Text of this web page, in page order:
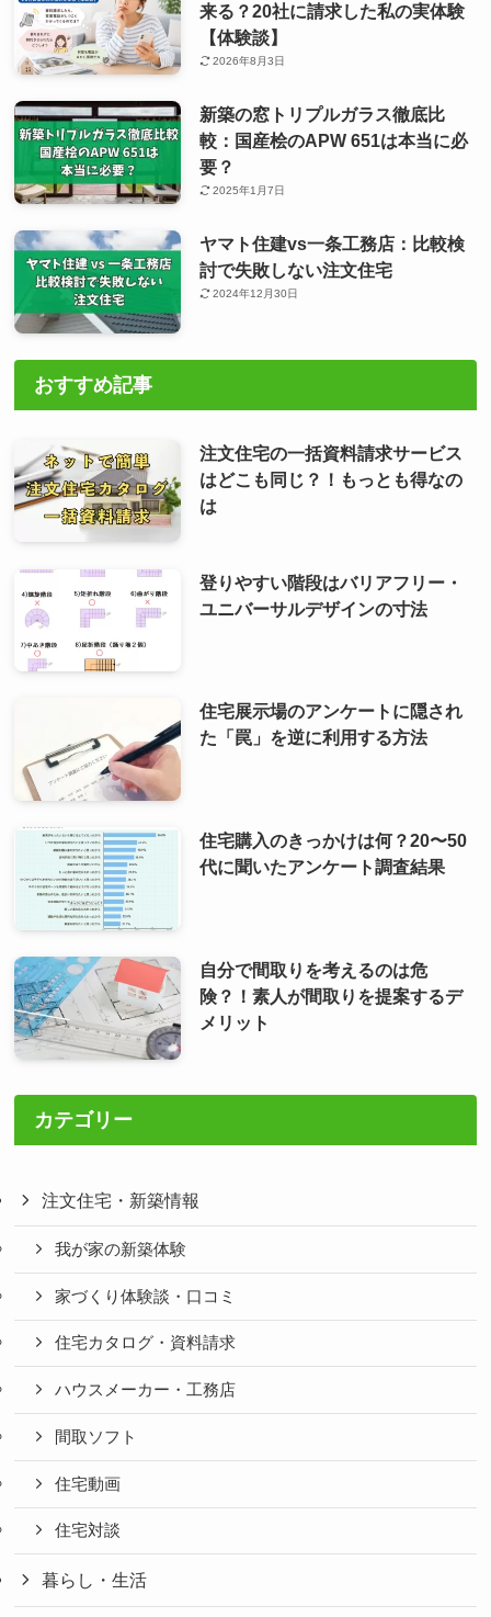
来る？20社に請求した私の実体験
【体験談】
2026年8月3日
新築の窓トリプルガラス徹底比
較：国産桧のAPW 651は本当に必
要？
2025年1月7日
ヤマト住建vs一条工務店：比較検
討で失敗しない注文住宅
2024年12月30日
おすすめ記事
注文住宅の一括資料請求サービス
はどこも同じ？！もっとも得なの
は
登りやすい階段はバリアフリー・
ユニバーサルデザインの寸法
住宅展示場のアンケートに隠され
た「罠」を逆に利用する方法
住宅購入のきっかけは何？20〜50
代に聞いたアンケート調査結果
自分で間取りを考えるのは危
険？！素人が間取りを提案するデ
メリット
カテゴリー
注文住宅・新築情報
我が家の新築体験
家づくり体験談・口コミ
住宅カタログ・資料請求
ハウスメーカー・工務店
間取ソフト
住宅動画
住宅対談
暮らし・生活